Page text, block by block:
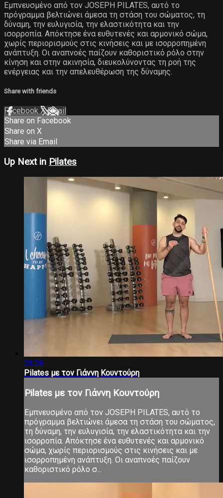
Εμπνευσμένο από τον JOSEPH PILATES, αυτό το
πρόγραμμα βελτιώνει άμεσα τη στάση του σώματος, τη
δύναμη, την ευλυγισία, την ελαστικότητα και την
ισορροπία. Απόκτησε ένα ευθυτενές και αρμονικό σώμα,
χωρίς περιορισμούς στις κινήσεις και με ισορροπημένη
ανάπτυξη. Οι αναπνοές παίζουν καθοριστικό ρόλο στην
κίνηση και στην ακινησία, διευκολύνοντας τη ροή της
ενέργειας και την απελευθέρωση της δύναμης.
Share with friends
Facebook XEmail
Share on Facebook
Share on X
Share via Email
Up Next in Pilates
26:28
Pilates με τον Γιάννη Κουντούρη
Pilates με τον Γιάννη Κουντούρη
Εμπνευσμένο από τον JOSEPH PILATES, αυτό το
πρόγραμμα βελτιώνει άμεσα τη στάση του σώματος,
τη δύναμη, την ευλυγισία, την ελαστικότητα και την
ισορροπία. Απόκτησε ένα ευθυτενές και αρμονικό
σώμα, χωρίς περιορισμούς στις κινήσεις και με
ισορροπημένη ανάπτυξη. Οι αναπνοές παίζουν
καθοριστικό ρόλο σ...